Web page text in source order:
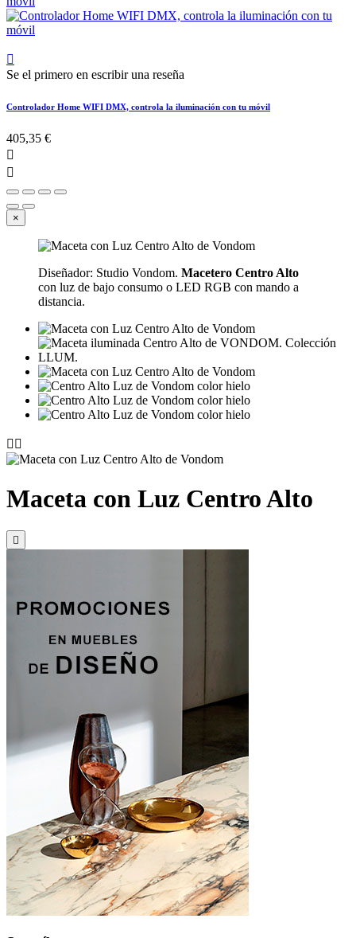

Se el primero en escribir una reseña
Controlador Home WIFI DMX, controla la iluminación con tu móvil
405,35 €


×
Diseñador: Studio Vondom. Macetero Centro Alto
con luz de bajo consumo o LED RGB con mando a
distancia.
 
Maceta con Luz Centro Alto
